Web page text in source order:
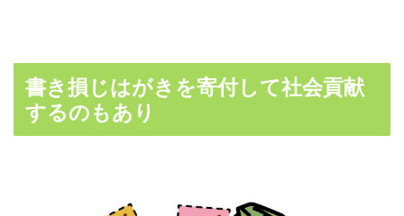
書き損じはがきを寄付して社会貢献
するのもあり